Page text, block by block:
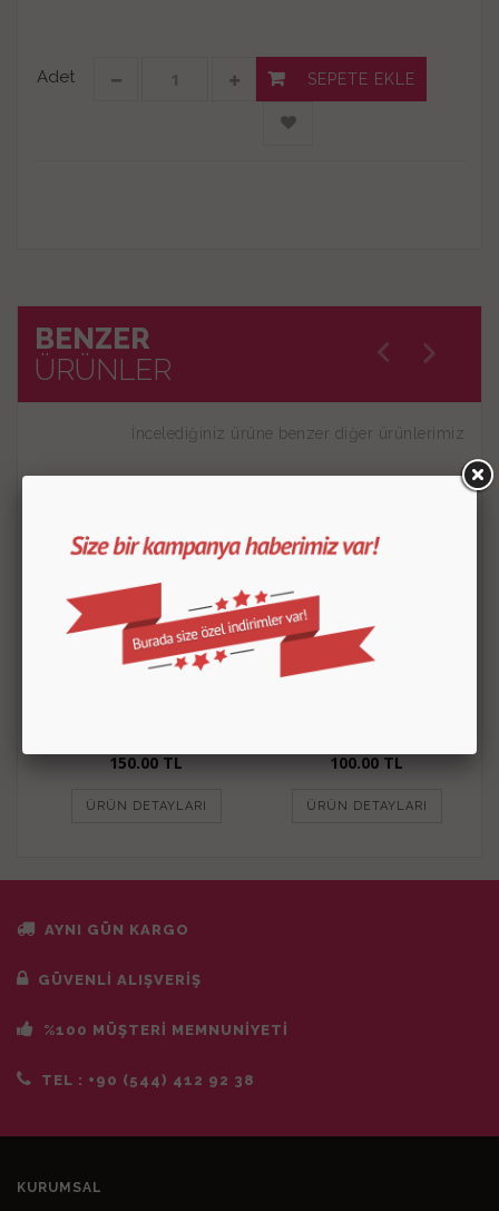
Adet SEPETE EKLE
BENZER
ÜRÜNLER
İncelediğiniz ürüne benzer diğer ürünlerimiz
150.00 TL
ÜRÜN DETAYLARI
100.00 TL
ÜRÜN DETAYLARI
AYNI GÜN KARGO
GÜVENLİ ALIŞVERİŞ
%100 MÜŞTERİ MEMNUNİYETİ
TEL : +90 (544) 412 92 38
KURUMSAL